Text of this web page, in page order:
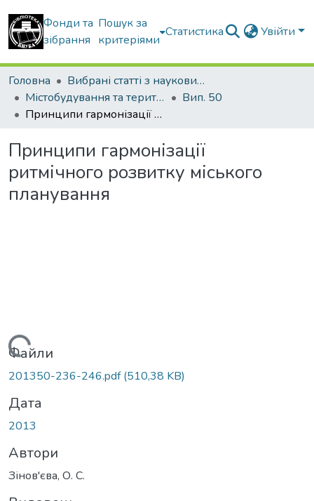
Фонди та
зібрання
Пошук за
критеріями
Статистика Увійти
Головна
Вибрані статті з наукових збірників КНУБА
Містобудування та територіальне планування
Вип. 50
Принципи гармонізації ритмічного розвитку міського планування
Принципи гармонізації
ритмічного розвитку міського
планування
Вантажиться...
Файли
201350-236-246.pdf(510,38 KB)
Дата
2013
Автори
Зінов'єва, О. С.